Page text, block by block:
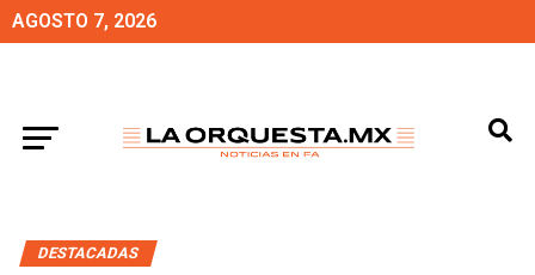
AGOSTO 7, 2026
DESTACADAS